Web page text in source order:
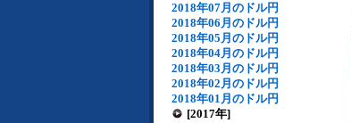
2018年07月のドル円
2018年06月のドル円
2018年05月のドル円
2018年04月のドル円
2018年03月のドル円
2018年02月のドル円
2018年01月のドル円
[2017年]